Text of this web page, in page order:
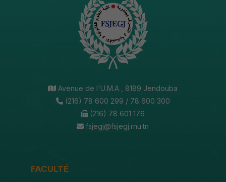
Avenue de l'U.M.A , 8189 Jendouba
(216) 78 600 299 / 78 600 300
(216) 78 601 176
fsjegj@fsjegj.rnu.tn
FACULTÉ